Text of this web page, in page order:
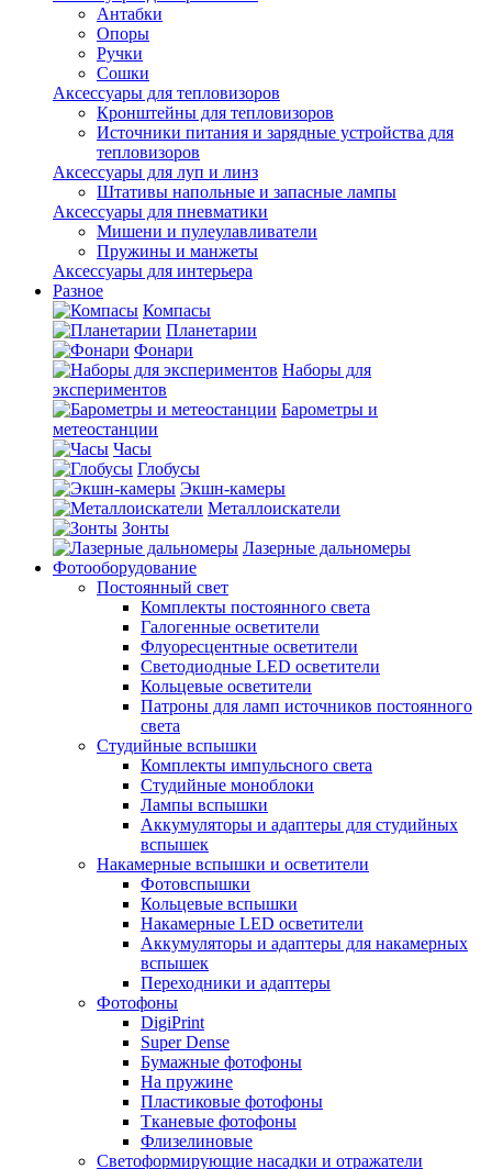
Антабки
Опоры
Ручки
Сошки
Аксессуары для тепловизоров
Кронштейны для тепловизоров
Источники питания и зарядные устройства для
тепловизоров
Аксессуары для луп и линз
Штативы напольные и запасные лампы
Аксессуары для пневматики
Мишени и пулеулавливатели
Пружины и манжеты
Аксессуары для интерьера
Разное
Компасы
Планетарии
Фонари
Наборы для
экспериментов
Барометры и
метеостанции
Часы
Глобусы
Экшн-камеры
Металлоискатели
Зонты
Лазерные дальномеры
Фотооборудование
Постоянный свет
Комплекты постоянного света
Галогенные осветители
Флуоресцентные осветители
Светодиодные LED осветители
Кольцевые осветители
Патроны для ламп источников постоянного
света
Студийные вспышки
Комплекты импульсного света
Студийные моноблоки
Лампы вспышки
Аккумуляторы и адаптеры для студийных
вспышек
Накамерные вспышки и осветители
Фотовспышки
Кольцевые вспышки
Накамерные LED осветители
Аккумуляторы и адаптеры для накамерных
вспышек
Переходники и адаптеры
Фотофоны
DigiPrint
Super Dense
Бумажные фотофоны
На пружине
Пластиковые фотофоны
Тканевые фотофоны
Флизелиновые
Светоформирующие насадки и отражатели